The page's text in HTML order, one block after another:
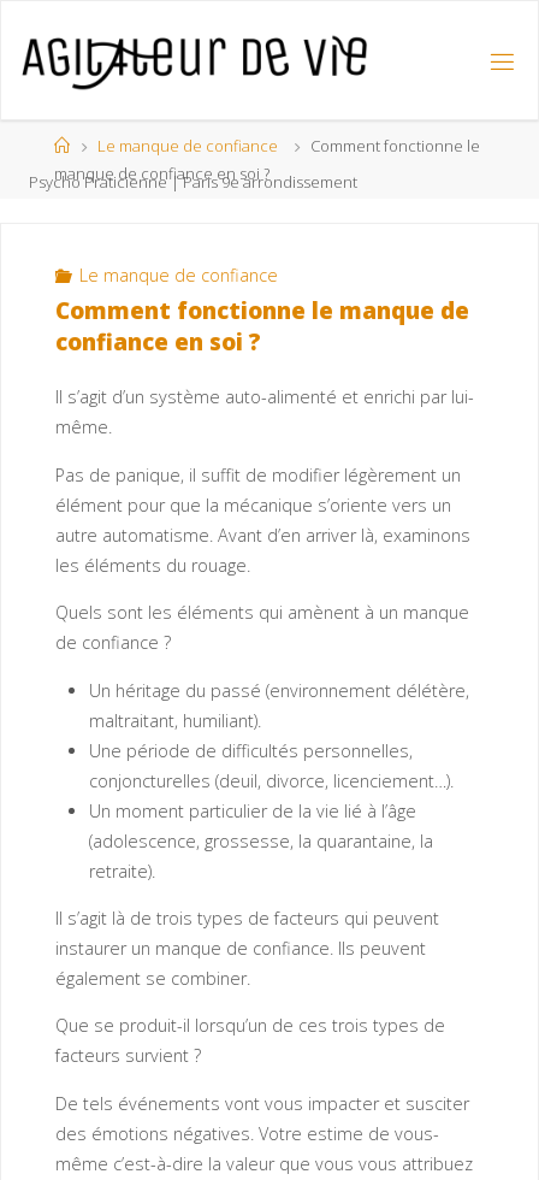
Psycho Praticienne | Paris 9e arrondissement
Le manque de confiance
Comment fonctionne le
manque de confiance en soi ?
Le manque de confiance
Comment fonctionne le manque de
confiance en soi ?
Il s’agit d’un système auto-alimenté et enrichi par lui-
même.
Pas de panique, il suffit de modifier légèrement un
élément pour que la mécanique s’oriente vers un
autre automatisme. Avant d’en arriver là, examinons
les éléments du rouage.
Quels sont les éléments qui amènent à un manque
de confiance ?
Un héritage du passé (environnement délétère,
maltraitant, humiliant).
Une période de difficultés personnelles,
conjoncturelles (deuil, divorce, licenciement…).
Un moment particulier de la vie lié à l’âge
(adolescence, grossesse, la quarantaine, la
retraite).
Il s’agit là de trois types de facteurs qui peuvent
instaurer un manque de confiance. Ils peuvent
également se combiner.
Que se produit-il lorsqu’un de ces trois types de
facteurs survient ?
De tels événements vont vous impacter et susciter
des émotions négatives. Votre estime de vous-
même c’est-à-dire la valeur que vous vous attribuez